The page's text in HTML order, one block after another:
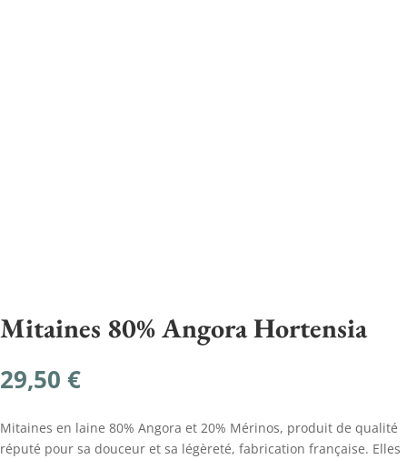
Mitaines 80% Angora Hortensia
29,50 €
Mitaines en laine 80% Angora et 20% Mérinos, produit de qualité
réputé pour sa douceur et sa légèreté, fabrication française. Elles